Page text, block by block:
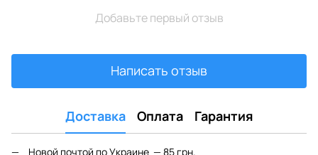
Добавьте первый отзыв
Написать отзыв
Доставка Оплата Гарантия
Новой почтой по Украине — 85 грн.